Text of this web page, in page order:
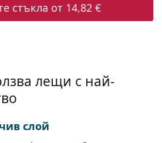
стъкла от 14,82 €
лещи с най-
слой